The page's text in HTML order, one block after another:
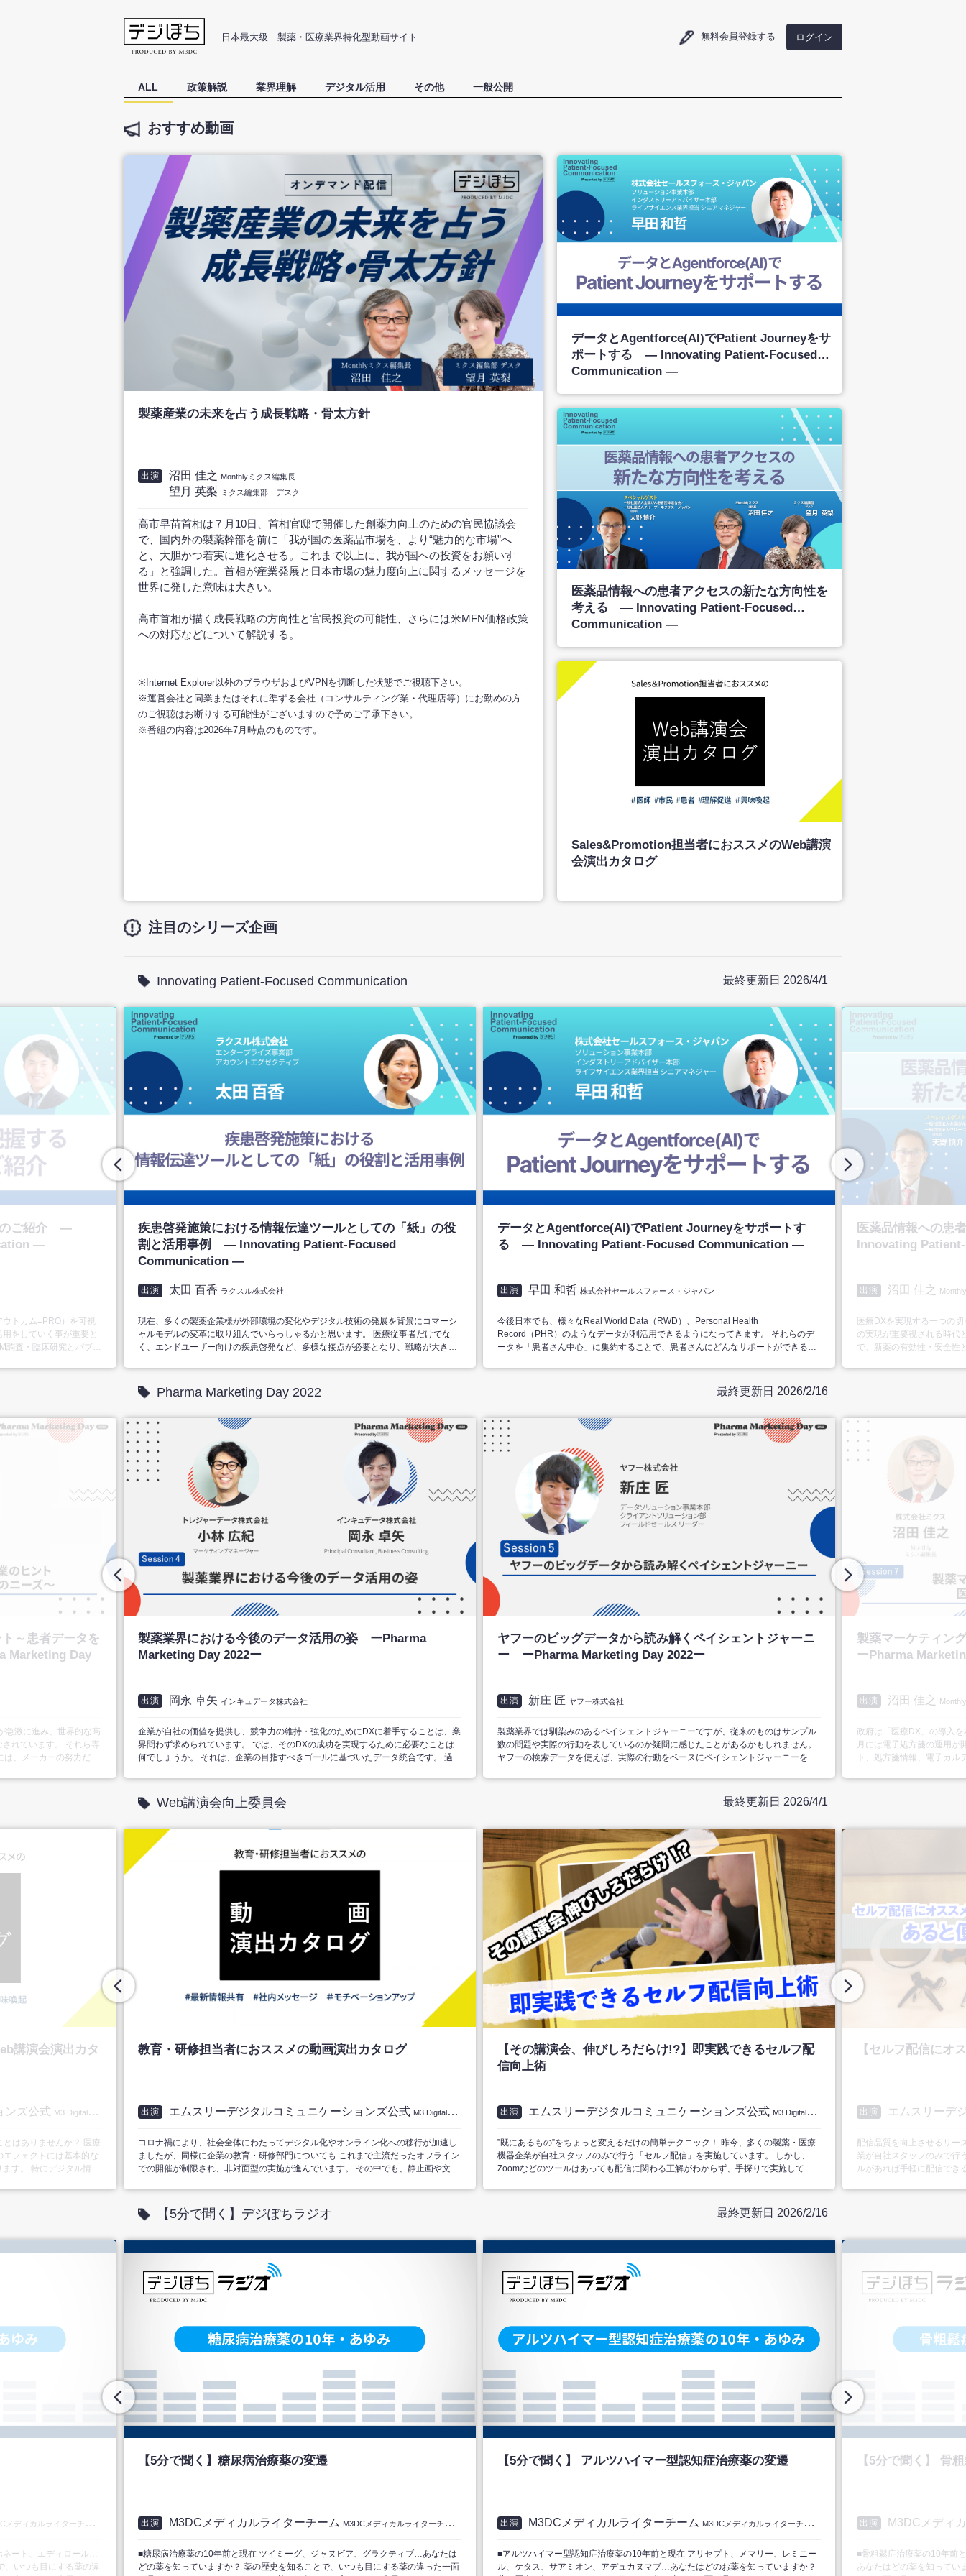
日本最大級 製薬・医療業界特化型動画サイト 無料会員登録する ログイン
ALL 政策解説 業界理解 デジタル活用 その他 一般公開
おすすめ動画
製薬産業の未来を占う成長戦略・骨太方針
出演 沼田 佳之 Monthlyミクス編集長
望月 英梨 ミクス編集部 デスク
高市早苗首相は７月10日、首相官邸で開催した創薬力向上のための官民協議会
で、国内外の製薬幹部を前に「我が国の医薬品市場を、より“魅力的な市場”へ
と、大胆かつ着実に進化させる。これまで以上に、我が国への投資をお願いす
る」と強調した。首相が産業発展と日本市場の魅力度向上に関するメッセージを
世界に発した意味は大きい。
高市首相が描く成長戦略の方向性と官民投資の可能性、さらには米MFN価格政策
への対応などについて解説する。
※Internet Explorer以外のブラウザおよびVPNを切断した状態でご視聴下さい。
※運営会社と同業またはそれに準ずる会社（コンサルティング業・代理店等）にお勤めの方
のご視聴はお断りする可能性がございますので予めご了承下さい。
※番組の内容は2026年7月時点のものです。
データとAgentforce(AI)でPatient Journeyをサ
ポートする ― Innovating Patient-Focused
Communication ―
医薬品情報への患者アクセスの新たな方向性を
考える ― Innovating Patient-Focused
Communication ―
Sales&Promotion担当者におススメのWeb講演
会演出カタログ
注目のシリーズ企画
Innovating Patient-Focused Communication 最終更新日 2026/4/1
のご紹介 ―
―
トカム=PRO）を可視
をしていく事が重要と
査・臨床研究とパブリ
お話しします。
疾患啓発施策における情報伝達ツールとしての「紙」の役
割と活用事例 ― Innovating Patient-Focused
Communication ―
出演 太田 百香 ラクスル株式会社
現在、多くの製薬企業様が外部環境の変化やデジタル技術の発展を背景にコマーシ
ャルモデルの変革に取り組んでいらっしゃるかと思います。 医療従事者だけでな
く、エンドユーザー向けの疾患啓発など、多様な接点が必要となり、戦略が大きく
刷・管理にて、多くの製薬会社様に利用いただいているラクスルより、ぺイシェン
トジャーニーを基軸としたコミュニケーションについてお話しいたします。
データとAgentforce(AI)でPatient Journeyをサポートす
る ― Innovating Patient-Focused Communication ―
出演 早田 和哲 株式会社セールスフォース・ジャパン
今後日本でも、様々なReal World Data（RWD）、Personal Health
Record（PHR）のようなデータが利活用できるようになってきます。 それらのデ
ータを「患者さん中心」に集約することで、患者さんにどんなサポートができるか
供するAgentforceの機能を利用したデモを行います。
医薬品情報への患
Innovating
出演 沼田 佳之
医療DXを実現する一つの
の実現が重要視される時代
で、新薬の有効性・安全性
ることで得た“カスタマー
ら、将来あるべき医薬品情
Pharma Marketing Day 2022 最終更新日 2026/2/16
～患者データを
Marketing Day
急激に進み、世界的な高
れています。 それら専
、メーカーの努力だけ
製薬業界における今後のデータ活用の姿 ーPharma
Marketing Day 2022ー
出演 岡永 卓矢 インキュデータ株式会社
企業が自社の価値を提供し、競争力の維持・強化のためにDXに着手することは、業
界問わず求められています。 では、そのDXの成功を実現するために必要なことは
何でしょうか。 それは、企業の目指すべきゴールに基づいたデータ統合です。 過去
してきた今こそ、今後のデータ活用の姿を一緒に考えていきましょう。
ヤフーのビッグデータから読み解くペイシェントジャーニ
ー ーPharma Marketing Day 2022ー
出演 新庄 匠 ヤフー株式会社
製薬業界では馴染みのあるペイシェントジャーニーですが、従来のものはサンプル
数の問題や実際の行動を表しているのか疑問に感じたことがあるかもしれません。
ヤフーの検索データを使えば、実際の行動をベースにペイシェントジャーニーを可
製薬マーケティン
ーPharma
出演 沼田 佳之
政府は「医療DX」の導入
月には電子処方箋の運用が
ト、処方箋情報、電子カ
Web講演会向上委員会 最終更新日 2026/4/1
講演会演出カタ
ンズ公式 M3 Digital Communications.inc
はありませんか？ 医療
フェクトには基本的な
す。 特にデジタル情報
教育・研修担当者におススメの動画演出カタログ
出演 エムスリーデジタルコミュニケーションズ公式 M3 Digital Communications.inc
コロナ禍により、社会全体にわたってデジタル化やオンライン化への移行が加速し
ましたが、同様に企業の教育・研修部門についても これまで主流だったオフライン
での開催が制限され、非対面型の実施が進んでいます。 その中でも、静止画や文章
います。その背景に「高い学習効果が期待できる」「均一な研修を少ない負担で提
供できる」など提供する側受ける側双方にとってメリットがあることが挙げられる
【その講演会、伸びしろだらけ!?】即実践できるセルフ配
信向上術
出演 エムスリーデジタルコミュニケーションズ公式 M3 Digital Communications.inc
”既にあるもの”をちょっと変えるだけの簡単テクニック！ 昨今、多くの製薬・医療
機器企業が自社スタッフのみで行う「セルフ配信」を実施しています。 しかし、
Zoomなどのツールはあっても配信に関わる正解がわからず、手探りで実施してい
ト」をお伝えするショート番組です。 － video highlights － ・配信に適した環境と
は？ ・印象アップにつながる演者の映し方とは？ ・映像の印象を左右する音声設定
【セルフ配信にオ
出演 エムスリーデ
配信品質を向上させるリー
業が自社スタッフのみで行
ルがあれば手軽に配信でき
【5分で聞く】デジぽちラジオ 最終更新日 2026/2/16
メディカルライターチーム
ネート、エディロール…
、いつも目にする薬の違
【5分で聞く】糖尿病治療薬の変遷
出演 M3DCメディカルライターチーム M3DCメディカルライターチーム
■糖尿病治療薬の10年前と現在 ツイミーグ、ジャヌビア、グラクティブ…あなたは
どの薬を知っていますか？ 薬の歴史を知ることで、いつも目にする薬の違った一面
【5分で聞く】 アルツハイマー型認知症治療薬の変遷
出演 M3DCメディカルライターチーム M3DCメディカルライターチーム
■アルツハイマー型認知症治療薬の10年前と現在 アリセプト、メマリー、レミニー
ル、ケタス、サアミオン、アデュカヌマブ…あなたはどのお薬を知っていますか？
【5分で聞く】 骨
出演 M3DCメディ
■骨粗鬆症治療薬の10年前
あなたはどの薬を知ってい